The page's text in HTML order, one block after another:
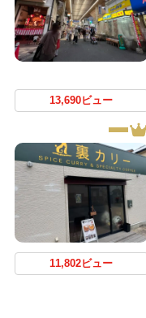
13,690ビュー
11,802ビュー